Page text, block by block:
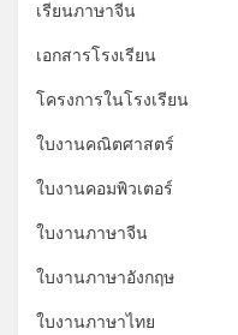
เรียนภาษาจีน
เอกสารโรงเรียน
โครงการในโรงเรียน
ใบงานคณิตศาสตร์
ใบงานคอมพิวเตอร์
ใบงานภาษาจีน
ใบงานภาษาอังกฤษ
ใบงานภาษาไทย